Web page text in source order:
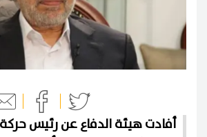
أفادت هيئة الدفاع عن رئيس